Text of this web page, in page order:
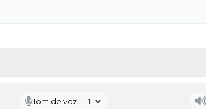
Tom de voz: